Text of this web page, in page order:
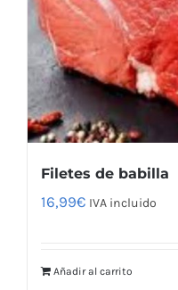
Filetes de babilla
16,99€ IVA incluido
Añadir al carrito